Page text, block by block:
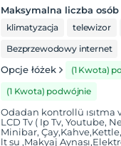
Maksymalna liczba osób
klimatyzacja telewizor
Bezprzewodowy internet
Opcje łóżek
(1 Kwota)
(1 Kwota) podwójnie
Odadan kontrollü ısıtma
LCD Tv ( Ip Tv, Youtube,
Minibar,
lt su ,Makyaj